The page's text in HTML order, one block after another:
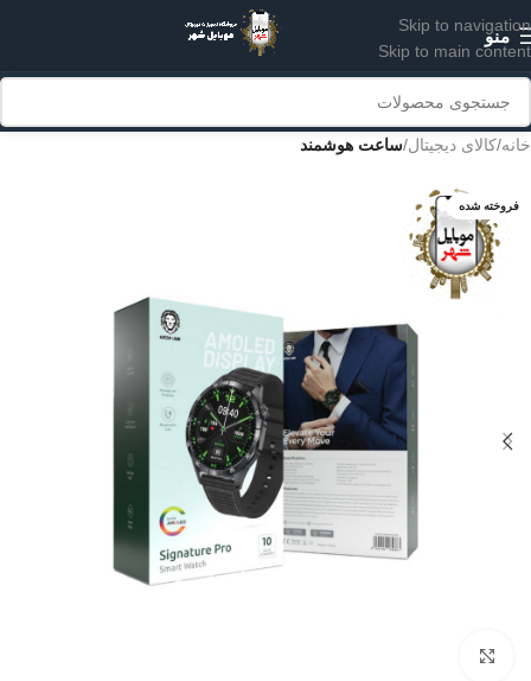
Skip to navigation
Skip to main content
منو
خانه کالای دیجیتال ساعت هوشمند
فروخته شده
مشکی
نقره ای